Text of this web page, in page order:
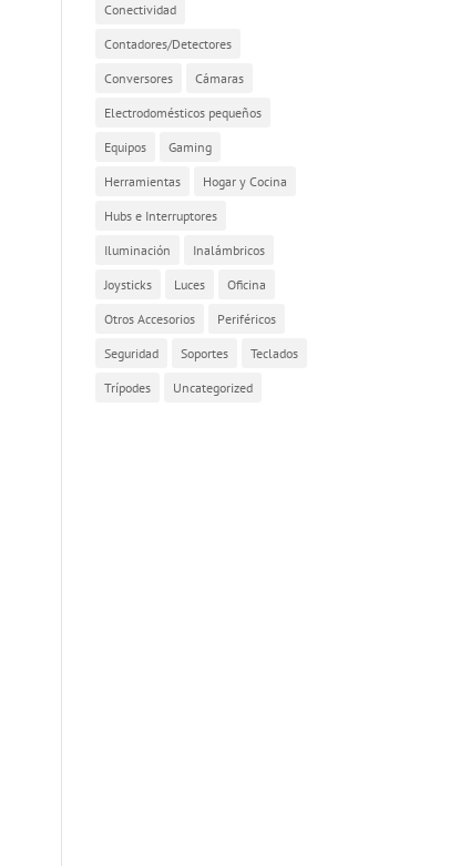
Conectividad
Contadores/Detectores
Conversores Cámaras
Electrodomésticos pequeños
Equipos Gaming
Herramientas Hogar y Cocina
Hubs e Interruptores
Iluminación Inalámbricos
Joysticks Luces Oficina
Otros Accesorios Periféricos
Seguridad Soportes Teclados
Trípodes Uncategorized